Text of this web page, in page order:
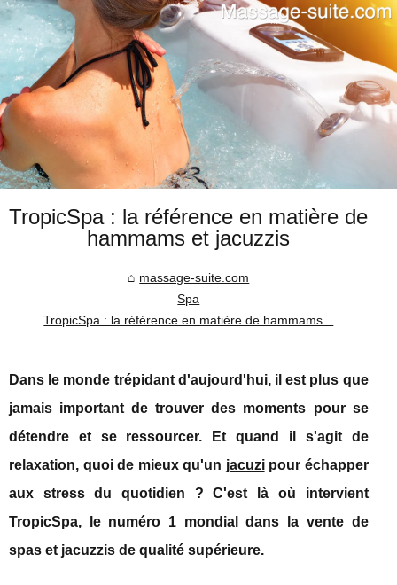
TropicSpa : la référence en matière de
hammams et jacuzzis
massage-suite.com
Spa
TropicSpa : la référence en matière de hammams...
Dans le monde trépidant d'aujourd'hui, il est plus que
jamais important de trouver des moments pour se
détendre et se ressourcer. Et quand il s'agit de
relaxation, quoi de mieux qu'un jacuzipour échapper
aux stress du quotidien ? C'est là où intervient
TropicSpa, le numéro 1 mondial dans la vente de
spas et jacuzzis de qualité supérieure.